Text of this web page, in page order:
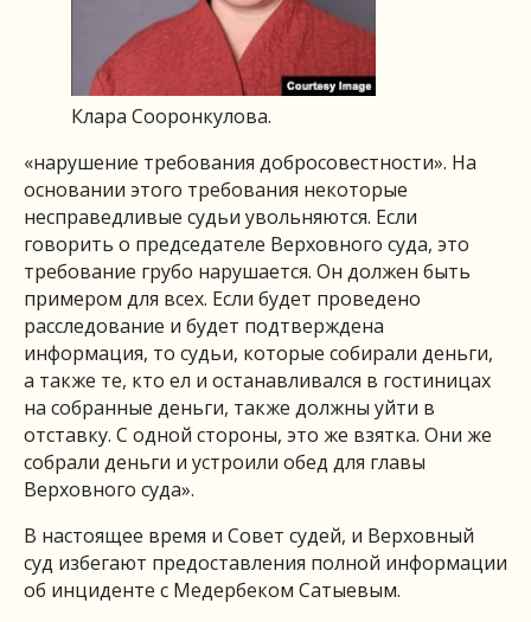
Клара Сооронкулова.
«нарушение требования добросовестности». На
основании этого требования некоторые
несправедливые судьи увольняются. Если
говорить о председателе Верховного суда, это
требование грубо нарушается. Он должен быть
примером для всех. Если будет проведено
расследование и будет подтверждена
информация, то судьи, которые собирали деньги,
а также те, кто ел и останавливался в гостиницах
на собранные деньги, также должны уйти в
отставку. С одной стороны, это же взятка. Они же
собрали деньги и устроили обед для главы
Верховного суда».
В настоящее время и Совет судей, и Верховный
суд избегают предоставления полной информации
об инциденте с Медербеком Сатыевым.